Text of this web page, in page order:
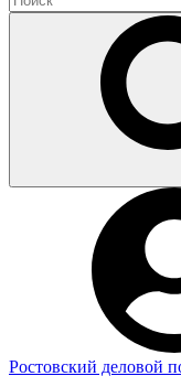
Ростовский деловой